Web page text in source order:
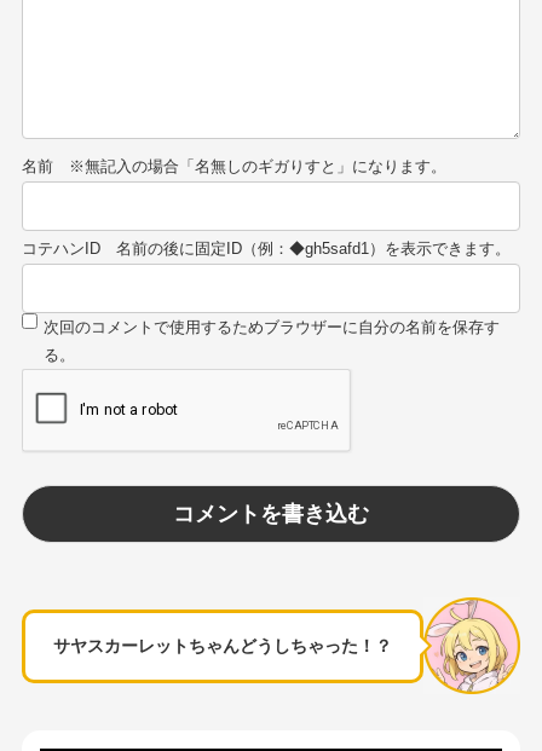
名前
コテハンID
サヤスカーレットちゃんどうしちゃった！？